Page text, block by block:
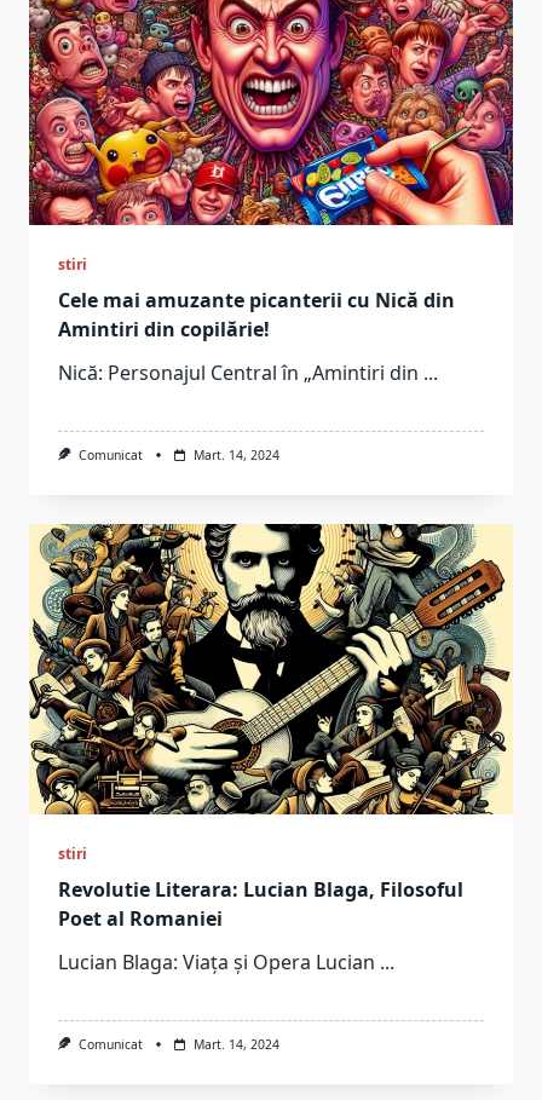
stiri
Cele mai amuzante picanterii cu Nică din
Amintiri din copilărie!
Nică: Personajul Central în „Amintiri din ...
Comunicat Mart. 14, 2024
stiri
Revolutie Literara: Lucian Blaga, Filosoful
Poet al Romaniei
Lucian Blaga: Viața și Opera Lucian ...
Comunicat Mart. 14, 2024